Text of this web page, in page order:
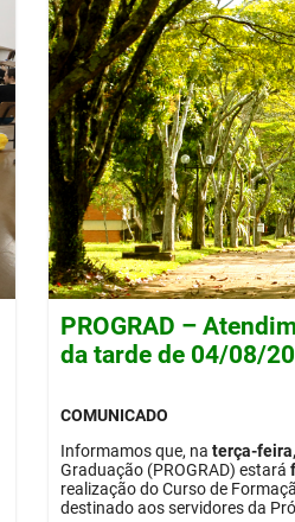
PROGRAD –
da tarde de 04/08/
COMUNICADO
Informamos que, na terça-
Graduação (PROGRAD) estará
realização do Curso de
destinado aos servidores da